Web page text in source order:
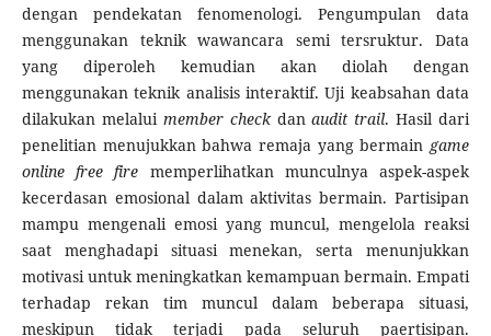
dengan pendekatan fenomenologi. Pengumpulan data
menggunakan teknik wawancara semi tersruktur. Data
yang diperoleh kemudian akan diolah dengan
menggunakan teknik analisis interaktif. Uji keabsahan data
dilakukan melalui member check danaudit trail. Hasil dari
penelitian menujukkan bahwa remaja yang bermaingame
onlinefree fire memperlihatkan munculnya aspek-aspek
kecerdasan emosional dalam aktivitas bermain. Partisipan
mampu mengenali emosi yang muncul, mengelola reaksi
saat menghadapi situasi menekan, serta menunjukkan
motivasi untuk meningkatkan kemampuan bermain. Empati
terhadap rekan tim muncul dalam beberapa situasi,
meskipun tidak terjadi pada seluruh paertisipan.